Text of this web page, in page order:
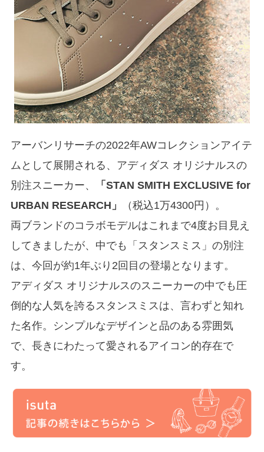
アーバンリサーチの2022年AWコレクションアイテ
ムとして展開される、アディダス オリジナルスの
別注スニーカー、
「STAN SMITH EXCLUSIVE for
URBAN RESEARCH」
（税込1万4300円）。
両ブランドのコラボモデルはこれまで4度お目見え
してきましたが、中でも「スタンスミス」の別注
は、今回が約1年ぶり2回目の登場となります。
アディダス オリジナルスのスニーカーの中でも圧
倒的な人気を誇るスタンスミスは、言わずと知れ
た名作。シンプルなデザインと品のある雰囲気
で、長きにわたって愛されるアイコン的存在で
す。